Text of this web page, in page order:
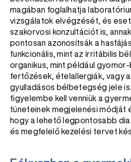
magában foglalhatja
vizsgálatok elvégzését, és
szakorvosi konzultációt is,
pontosan azonosítsák a
funkcionális, mint az irritábilis
organikus, mint például
fertőzések, ételallergiák, vagy
gyulladásos bélbetegség jele
figyelembe kell venniük a
tüneteinek megjelenési módját
hogy a lehető legpontosabb
és megfelelő kezelési tervet